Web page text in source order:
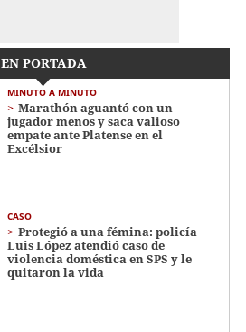
EN PORTADA
MINUTO A MINUTO
Marathón aguantó con un
jugador menos y saca valioso
empate ante Platense en el
Excélsior
CASO
Protegió a una fémina: policía
Luis López atendió caso de
violencia doméstica en SPS y le
quitaron la vida